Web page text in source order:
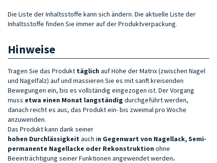
Die Liste der Inhaltsstoffe kann sich ändern. Die aktuelle Liste der
Inhaltsstoffe finden Sie immer auf der Produktverpackung.
Hinweise
Tragen Sie das Produkt täglich auf Höhe der Matrix (zwischen Nagel
und Nagelfalz) auf und massieren Sie es mit sanft kreisenden
Bewegungen ein, bis es vollständig eingezogen ist. Der Vorgang
muss etwa einen Monat langständig durchgeführt werden,
danach reicht es aus, das Produkt ein- bis zweimal pro Woche
anzuwenden.
Das Produktkann dank seiner
hohen Durchlässigkeit auch in Gegenwart von Nagellack, Semi-
permanente Nagellacke oder Rekonstruktion ohne
Beeinträchtigung seiner Funktionen angewendet werden.